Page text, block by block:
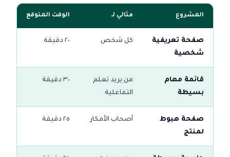
المشروع مثالي لـ الوقت المتوقع
صفحة تعريفية
شخصية
كل شخص ٢٠ دقيقة
قائمة مهام
بسيطة
من يريد تعلم
التفاعلية
٣٠ دقيقة
صفحة هبوط
لمنتج
أصحاب الأفكار ٢٥ دقيقة